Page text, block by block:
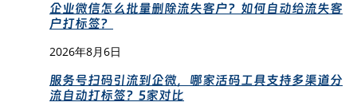
企业微信怎么批量删除流失客户？如何自动给流失客
户打标签？
2026年8月6日
服务号扫码引流到企微，哪家活码工具支持多渠道分
流自动打标签？5家对比